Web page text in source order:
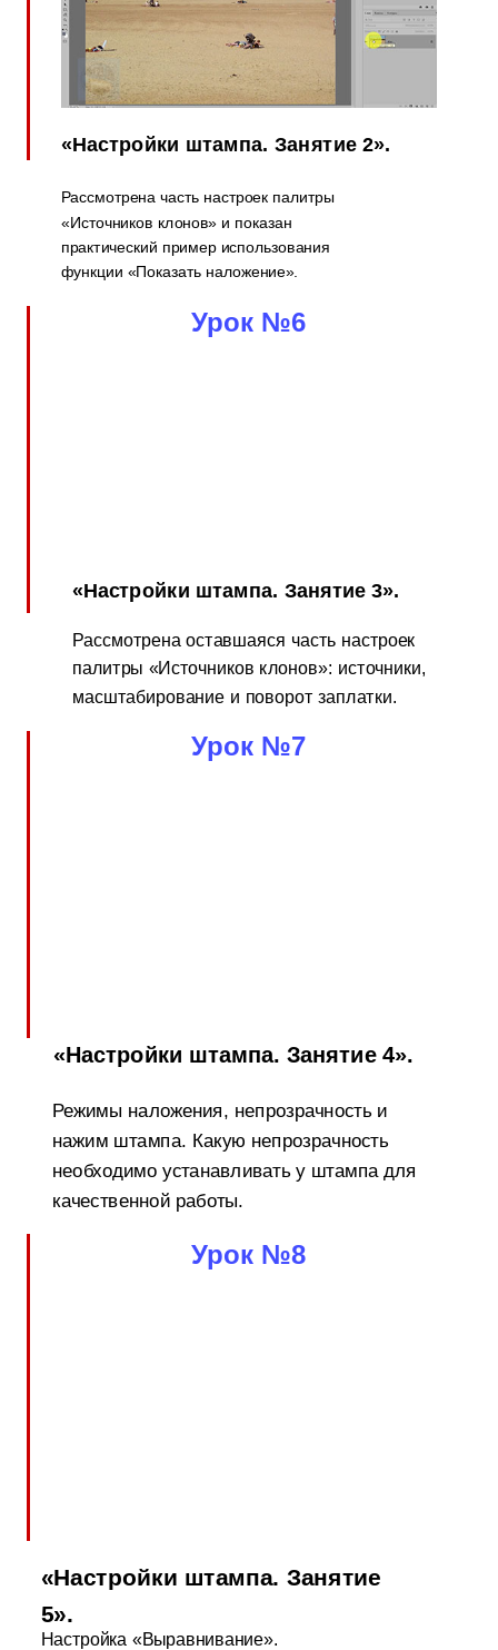
Рассмотрена часть настроек палитры
«Источников клонов» и показан
практический пример использования
функции «Показать наложение».
«Настройки штампа. Занятие 2».
Урок №6
«Настройки штампа. Занятие 3».
Рассмотрена оставшаяся часть настроек
палитры «Источников клонов»: источники,
масштабирование и поворот заплатки.
Урок №7
«Настройки штампа. Занятие 4».
Режимы наложения, непрозрачность и
нажим штампа. Какую непрозрачность
необходимо устанавливать у штампа для
качественной работы.
Урок №8
«Настройки штампа. Занятие
5».
Настройка «Выравнивание».